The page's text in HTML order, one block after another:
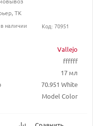
Vallejo
ffffff
17 мл
70.951 White
Model Color
ТК
в наличии
Код: 70951